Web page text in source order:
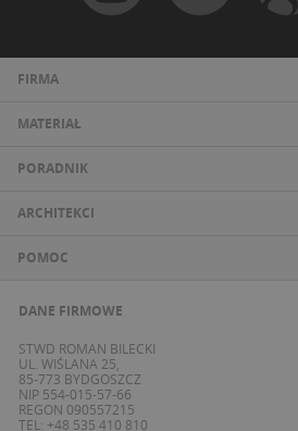
FIRMA
MATERIAŁ
PORADNIK
ARCHITEKCI
POMOC
DANE FIRMOWE
STWD ROMAN BILECKI
UL. WIŚLANA 25,
85-773 BYDGOSZCZ
NIP 554-015-57-66
REGON 090557215
TEL: +48 535 410 810